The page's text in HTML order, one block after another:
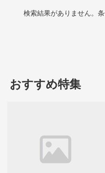
検索結果がありません。
おすすめ特集